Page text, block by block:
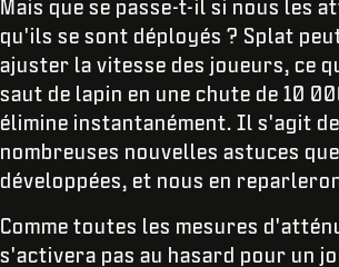
Mais que se passe-t-il si nous les
qu'ils se sont déployés ? Splat
ajuster la vitesse des joueurs, ce
saut de lapin en une chute de 10
élimine instantanément. Il s'agit
nombreuses nouvelles astuces
développées, et nous en
Comme toutes les mesures
s'activera pas au hasard pour un